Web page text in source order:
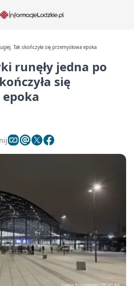
Tak skończyła się przemysłowa epoka
runęły jedna po
się
epoka